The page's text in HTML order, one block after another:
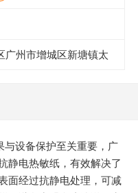
广州市增城区新塘镇太
与设备保护至关重要，广
静电热敏纸，有效解决了
面经过抗静电处理，可减